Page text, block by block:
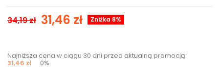
34,19 zł 31,46 zł Zniżka 8%
Najniższa cena w ciągu 30 dni przed aktualną promocją:
31,46 zł 0%